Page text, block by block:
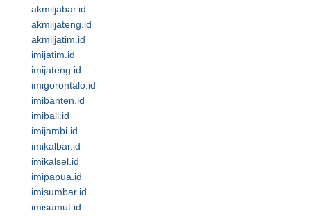
akmiljabar.id
akmiljateng.id
akmiljatim.id
imijatim.id
imijateng.id
imigorontalo.id
imibanten.id
imibali.id
imijambi.id
imikalbar.id
imikalsel.id
imipapua.id
imisumbar.id
imisumut.id